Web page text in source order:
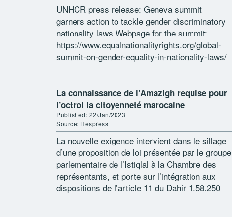
UNHCR press release: Geneva summit
garners action to tackle gender discriminatory
nationality laws Webpage for the summit:
https://www.equalnationalityrights.org/global-
summit-on-gender-equality-in-nationality-laws/
Download interventions from African states and
Saydee-Tarr, Minister of Gender, Children &
Social Protection, Liberia Remarks […]
La connaissance de l’Amazigh requise pour
l’octroi la citoyenneté marocaine
Published: 22/Jan/2023
Source: Hespress
La nouvelle exigence intervient dans le sillage
d’une proposition de loi présentée par le groupe
parlementaire de l’Istiqlal à la Chambre des
représentants, et porte sur l’intégration aux
dispositions de l’article 11 du Dahir 1.58.250